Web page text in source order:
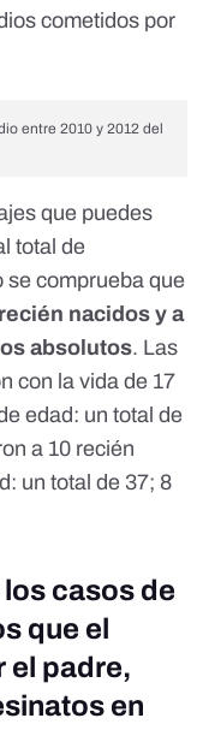
cometidos por
entre 2010 y 2012 del
que puedes
total de
se comprueba que
nacidos y a
absolutos. Las
con la vida de 17
edad: un total de
a 10 recién
un total de 37; 8
casos de
que el
el padre,
en